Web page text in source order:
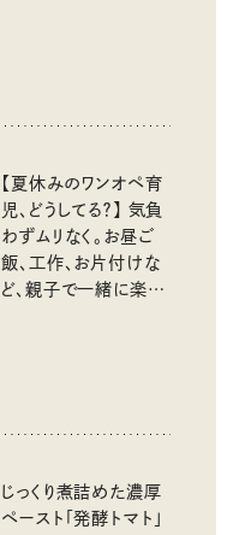
【夏休みのワンオペ育
児、どうしてる？】 気負
わずムリなく。お昼ご
飯、工作、お片付けな
ど、親子で一緒に楽し
じっくり煮詰めた濃厚
ペースト「発酵トマト」